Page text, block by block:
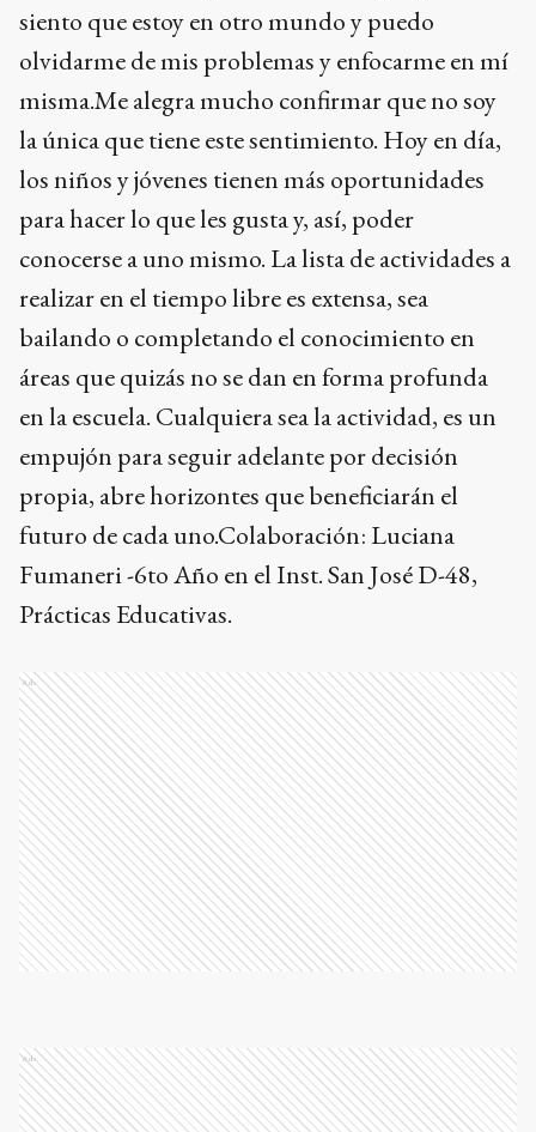
siento que estoy en otro mundo y puedo
olvidarme de mis problemas y enfocarme en mí
misma.Me alegra mucho confirmar que no soy
la única que tiene este sentimiento. Hoy en día,
los niños y jóvenes tienen más oportunidades
para hacer lo que les gusta y, así, poder
conocerse a uno mismo. La lista de actividades a
realizar en el tiempo libre es extensa, sea
bailando o completando el conocimiento en
áreas que quizás no se dan en forma profunda
en la escuela. Cualquiera sea la actividad, es un
empujón para seguir adelante por decisión
propia, abre horizontes que beneficiarán el
futuro de cada uno.Colaboración: Luciana
Fumaneri -6to Año en el Inst. San José D-48,
Prácticas Educativas.
Ads
Ads